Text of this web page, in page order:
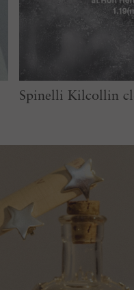
Spinelli Kilcollin